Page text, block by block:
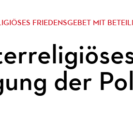
FRIEDENSGEBET MIT
der